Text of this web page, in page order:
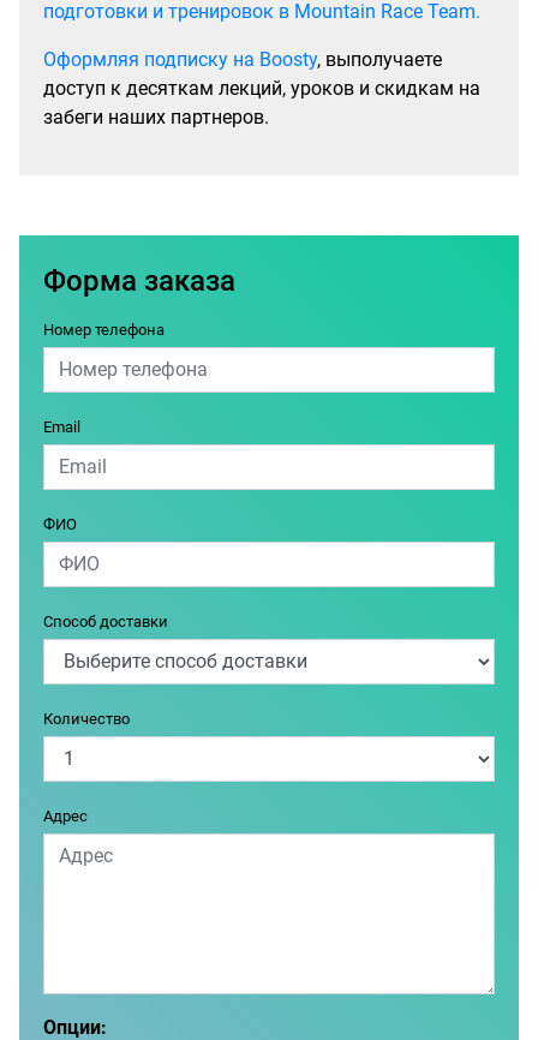
подготовки и тренировок в Mountain Race Team.
Оформляя подписку на Boosty, выполучаете
доступ к десяткам лекций, уроков и скидкам на
забеги наших партнеров.
Форма заказа
Номер телефона
Email
ФИО
Способ доставки
Количество
Адрес
Опции: